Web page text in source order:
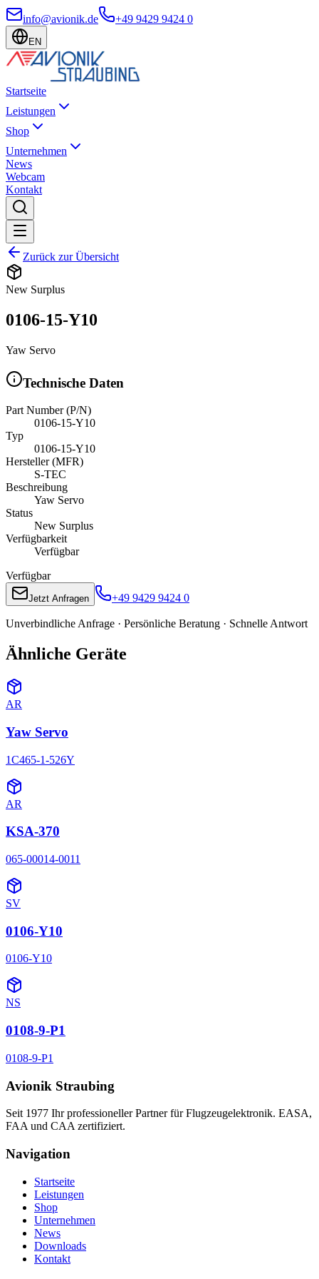
info@avionik.de +49 9429 9424 0
EN
Startseite
Leistungen
Shop
Unternehmen
News
Webcam
Kontakt
Zurück zur Übersicht
New Surplus
0106-15-Y10
Yaw Servo
Technische Daten
Part Number (P/N)
0106-15-Y10
Typ
0106-15-Y10
Hersteller (MFR)
S-TEC
Beschreibung
Yaw Servo
Status
New Surplus
Verfügbarkeit
Verfügbar
Verfügbar
Jetzt Anfragen +49 9429 9424 0
Unverbindliche Anfrage · Persönliche Beratung · Schnelle Antwort
Ähnliche Geräte
AR
Yaw Servo
1C465-1-526Y
AR
KSA-370
065-00014-0011
SV
0106-Y10
0106-Y10
NS
0108-9-P1
0108-9-P1
Avionik Straubing
Seit 1977 Ihr professioneller Partner für Flugzeugelektronik. EASA,
FAA und CAA zertifiziert.
Navigation
Startseite
Leistungen
Shop
Unternehmen
News
Downloads
Kontakt